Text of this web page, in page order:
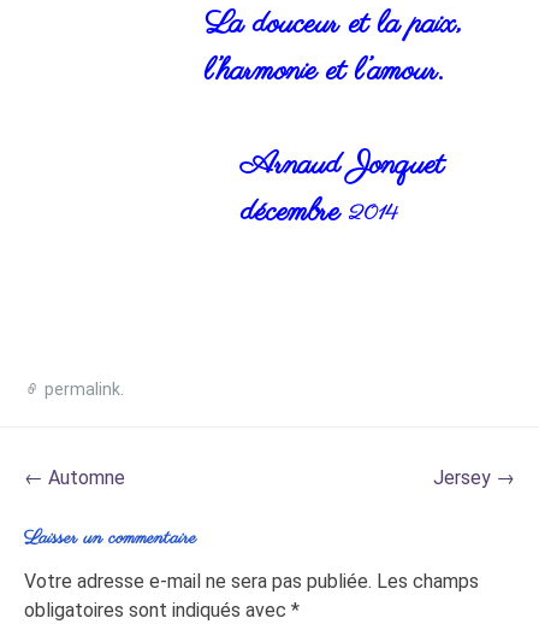
La douceur et la paix,
l’harmonie et l’amour.
Arnaud Jonquet
décembre2014
permalink
Post
← Automne Jersey →
Laisser un commentaire
Votre adresse e-mail ne sera pas publiée. Les champs
obligatoires sont indiqués avec *